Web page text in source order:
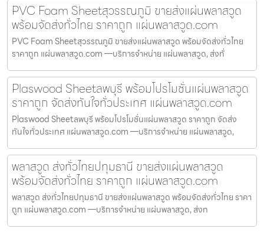
PVC Foam Sheetสุวรรณภูมิ ขายส่งแผ่นพลาสวูด
พร้อมจัดส่งทั่วไทย ราคาถูก แผ่นพลาสวูด.com
PVC Foam Sheetสุวรรณภูมิ ขายส่งแผ่นพลาสวูด พร้อมจัดส่งทั่วไทย
ราคาถูก แผ่นพลาสวูด.com —บริการจำหน่าย แผ่นพลาสวูด, ส่งทั่
Plaswood Sheetลพบุรี พร้อมโปรโมชั่นแผ่นพลาสวูด
ราคาถูก จัดส่งทันใจทั่วประเทศ แผ่นพลาสวูด.com
Plaswood Sheetลพบุรี พร้อมโปรโมชั่นแผ่นพลาสวูด ราคาถูก จัดส่ง
ทันใจทั่วประเทศ แผ่นพลาสวูด.com —บริการจำหน่าย แผ่นพลาสวูด,
พลาสวูด ส่งทั่วไทยปทุมธานี ขายส่งแผ่นพลาสวูด
พร้อมจัดส่งทั่วไทย ราคาถูก แผ่นพลาสวูด.com
พลาสวูด ส่งทั่วไทยปทุมธานี ขายส่งแผ่นพลาสวูด พร้อมจัดส่งทั่วไทย ราคา
ถูก แผ่นพลาสวูด.com —บริการจำหน่าย แผ่นพลาสวูด, ส่งท